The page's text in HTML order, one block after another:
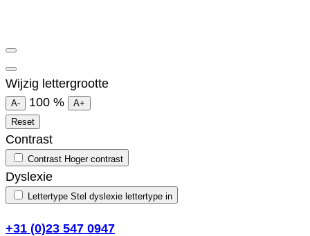
Wijzig lettergrootte
A- 100 %
A+
Reset
Contrast
Contrast Hoger contrast
Dyslexie
Lettertype Stel dyslexie lettertype in
+31 (0)23 547 0947